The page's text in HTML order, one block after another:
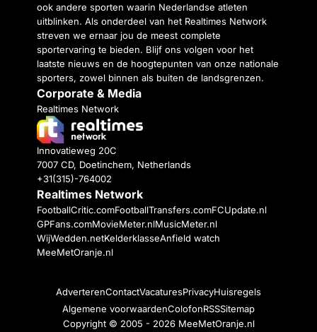
ook andere sporten waarin Nederlandse atleten
uitblinken. Als onderdeel van het Realtimes Network
streven we ernaar jou de meest complete
sportervaring te bieden. Blijf ons volgen voor het
laatste nieuws en de hoogtepunten van onze nationale
sporters, zowel binnen als buiten de landsgrenzen.
Corporate & Media
Realtimes Network
Innovatieweg 20C
7007 CD, Doetinchem, Netherlands
+31(315)-764002
Realtimes Network
FootballCritic.comFootballTransfers.comFCUpdate.nl
GPFans.comMovieMeter.nlMusicMeter.nl
WijWedden.netKelderklasseAnfield watch
MeeMetOranje.nl
AdverterenContactVacaturesPrivacyHuisregels
Algemene voorwaardenColofonRSSSitemap
Copyright © 2005 - 2026 MeeMetOranje.nl